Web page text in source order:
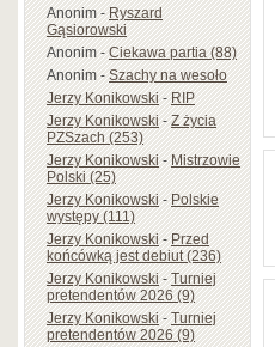
Anonim-Ryszard
Gąsiorowski
Anonim-Ciekawa partia (88)
Anonim-Szachy na wesoło
Jerzy Konikowski-RIP
Jerzy Konikowski-Z życia
PZSzach (253)
Jerzy Konikowski-Mistrzowie
Polski (25)
Jerzy Konikowski-Polskie
występy (111)
Jerzy Konikowski-Przed
końcówką jest debiut (236)
Jerzy Konikowski-Turniej
pretendentów 2026 (9)
Jerzy Konikowski-Turniej
pretendentów 2026 (9)